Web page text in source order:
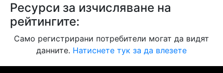
Ресурси за изчисляване на
рейтингите:
Само регистрирани потребители могат да видят
данните. Натиснете тук за да влезете